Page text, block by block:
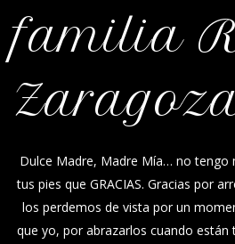
familia
Dulce Madre, Madre Mía… no tengo
tus pies que GRACIAS. Gracias por
los perdemos de vista por un
que yo, por abrazarlos cuando